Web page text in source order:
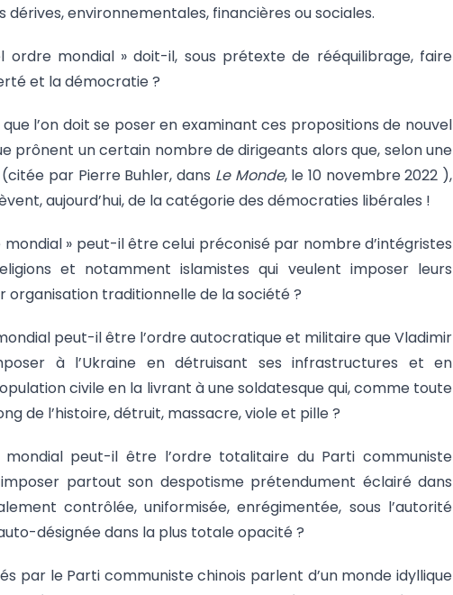
dérives, environnementales, financières ou sociales.
ordre mondial » doit-il, sous prétexte de rééquilibrage, faire
et la démocratie ?
que l’on doit se poser en examinant ces propositions de nouvel
prônent un certain nombre de dirigeants alors que, selon une
par Pierre Buhler, dans Le Monde, le 10 novembre 2022 ),
aujourd’hui, de la catégorie des démocraties libérales !
mondial » peut-il être celui préconisé par nombre d’intégristes
et notamment islamistes qui veulent imposer leurs
organisation traditionnelle de la société ?
peut-il être l’ordre autocratique et militaire que Vladimir
à l’Ukraine en détruisant ses infrastructures et en
civile en la livrant à une soldatesque qui, comme toute
de l’histoire, détruit, massacre, viole et pille ?
mondial peut-il être l’ordre totalitaire du Parti communiste
partout son despotisme prétendument éclairé dans
contrôlée, uniformisée, enrégimentée, sous l’autorité
désignée dans la plus totale opacité ?
par le Parti communiste chinois parlent d’un monde idyllique